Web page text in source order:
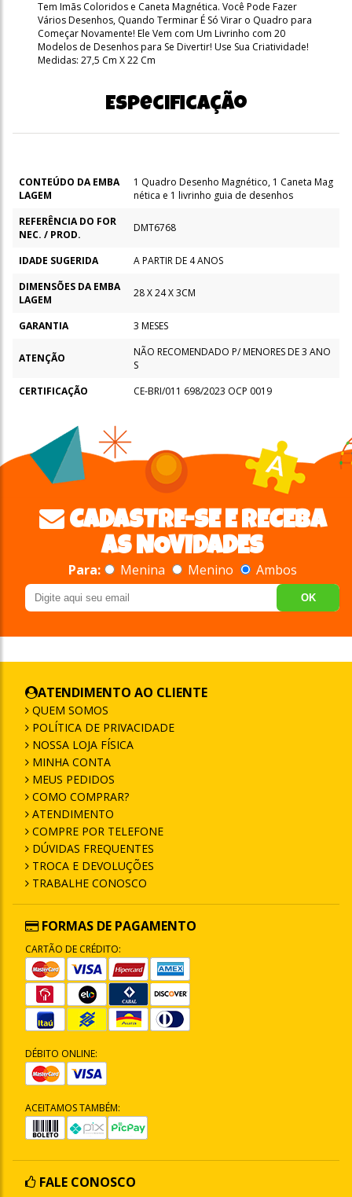
Tem Imãs Coloridos e Caneta Magnética. Você Pode Fazer
Vários Desenhos, Quando Terminar É Só Virar o Quadro para
Começar Novamente! Ele Vem com Um Livrinho com 20
Modelos de Desenhos para Se Divertir! Use Sua Criatividade!
Medidas: 27,5 Cm X 22 Cm
Especificação
CONTEÚDO DA EMBA
LAGEM
1 Quadro Desenho Magnético, 1 Caneta Mag
nética e 1 livrinho guia de desenhos
REFERÊNCIA DO FOR
NEC. / PROD.
DMT6768
IDADE SUGERIDA
A PARTIR DE 4 ANOS
DIMENSÕES DA EMBA
LAGEM
28 X 24 X 3CM
GARANTIA 3 MESES
ATENÇÃO
NÃO RECOMENDADO P/ MENORES DE 3 ANO
S
CERTIFICAÇÃO
CE-BRI/011 698/2023 OCP 0019
CADASTRE-SE E RECEBA
AS NOVIDADES
Para: Menina Menino Ambos
OK
ATENDIMENTO AO CLIENTE
QUEM SOMOS
POLÍTICA DE PRIVACIDADE
NOSSA LOJA FÍSICA
MINHA CONTA
MEUS PEDIDOS
COMO COMPRAR?
ATENDIMENTO
COMPRE POR TELEFONE
DÚVIDAS FREQUENTES
TROCA E DEVOLUÇÕES
TRABALHE CONOSCO
FORMAS DE PAGAMENTO
CARTÃO DE CRÉDITO:
DÉBITO ONLINE:
ACEITAMOS TAMBÉM:
FALE CONOSCO